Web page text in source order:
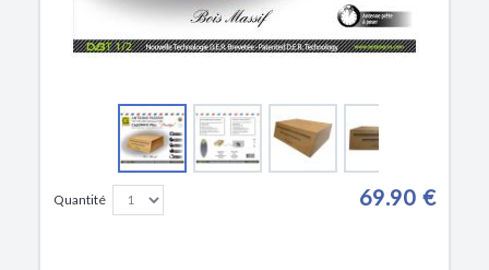
Quantité 69.90 €